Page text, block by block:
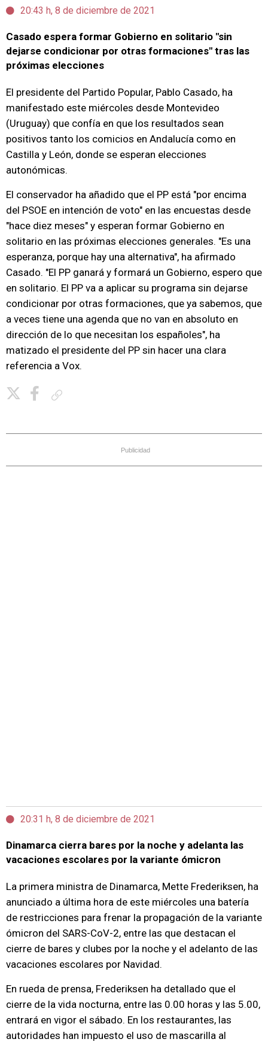
20:43 h, 8 de diciembre de 2021
Casado espera formar Gobierno en solitario "sin
dejarse condicionar por otras formaciones" tras las
próximas elecciones
El presidente del Partido Popular, Pablo Casado, ha
manifestado este miércoles desde Montevideo
(Uruguay) que confía en que los resultados sean
positivos tanto los comicios en Andalucía como en
Castilla y León, donde se esperan elecciones
autonómicas.
El conservador ha añadido que el PP está "por encima
del PSOE en intención de voto" en las encuestas desde
"hace diez meses" y esperan formar Gobierno en
solitario en las próximas elecciones generales. "Es una
esperanza, porque hay una alternativa", ha afirmado
Casado. "El PP ganará y formará un Gobierno, espero que
en solitario. El PP va a aplicar su programa sin dejarse
condicionar por otras formaciones, que ya sabemos, que
a veces tiene una agenda que no van en absoluto en
dirección de lo que necesitan los españoles", ha
matizado el presidente del PP sin hacer una clara
referencia a Vox.
Publicidad
20:31 h, 8 de diciembre de 2021
Dinamarca cierra bares por la noche y adelanta las
vacaciones escolares por la variante ómicron
La primera ministra de Dinamarca, Mette Frederiksen, ha
anunciado a última hora de este miércoles una batería
de restricciones para frenar la propagación de la variante
ómicron del SARS-CoV-2, entre las que destacan el
cierre de bares y clubes por la noche y el adelanto de las
vacaciones escolares por Navidad.
En rueda de prensa, Frederiksen ha detallado que el
cierre de la vida nocturna, entre las 0.00 horas y las 5.00,
entrará en vigor el sábado. En los restaurantes, las
autoridades han impuesto el uso de mascarilla al